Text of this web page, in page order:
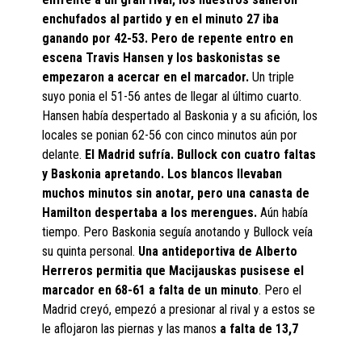
enchufados al partido y en el minuto 27 iba
ganando por 42-53. Pero de repente entro en
escena Travis Hansen y los baskonistas se
empezaron a acercar en el marcador. Un triple
suyo ponia el 51-56 antes de llegar al último cuarto.
Hansen había despertado al Baskonia y a su afición, los
locales se ponian 62-56 con cinco minutos aún por
delante. El Madrid sufría. Bullock con cuatro faltas
y Baskonia apretando. Los blancos llevaban
muchos minutos sin anotar, pero una canasta de
Hamilton despertaba a los merengues.Aún había
tiempo. Pero Baskonia seguía anotando y Bullock veía
su quinta personal. Una antideportiva de Alberto
Herreros permitia que Macijauskas pusisese el
marcador en 68-61 a falta de un minuto. Pero el
Madrid creyó, empezó a presionar al rival y a estos se
le aflojaron las piernas y las manos a falta de 13,7